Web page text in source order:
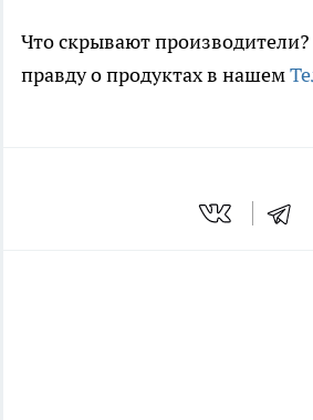
Что скрывают
правду о продуктах в нашем